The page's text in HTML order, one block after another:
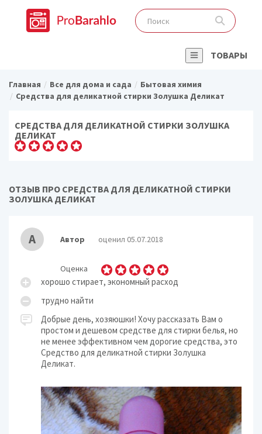
ТОВАРЫ
Главная Все для дома и сада
Бытовая химия
Средства для деликатной стирки Золушка Деликат
СРЕДСТВА ДЛЯ ДЕЛИКАТНОЙ СТИРКИ ЗОЛУШКА
ДЕЛИКАТ
ОТЗЫВ ПРО СРЕДСТВА ДЛЯ ДЕЛИКАТНОЙ СТИРКИ
ЗОЛУШКА ДЕЛИКАТ
А Автор оценил 05.07.2018
Оценка
хорошо стирает, экономный расход
трудно найти
Добрые день, хозяюшки! Хочу рассказать Вам о
простом и дешевом средстве для стирки белья, но
не менее эффективном чем дорогие средства, это
Средство для деликатной стирки Золушка
Деликат.